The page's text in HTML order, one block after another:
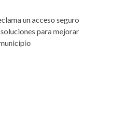
un acceso seguro
para mejorar